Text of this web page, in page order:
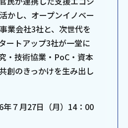
かし、オープンイノベー
業会社3社と、次世代を
ートアップ3社が一堂に
・技術協業・PoC・資本
創のきっかけを生み出し
７月27日（月）14：00